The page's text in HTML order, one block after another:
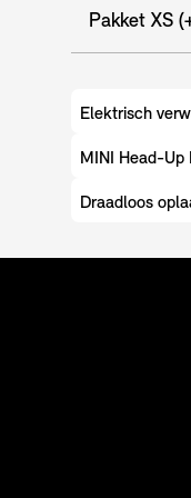
Pakket XS
Elektrisch
MINI Head-Up
Draadloos